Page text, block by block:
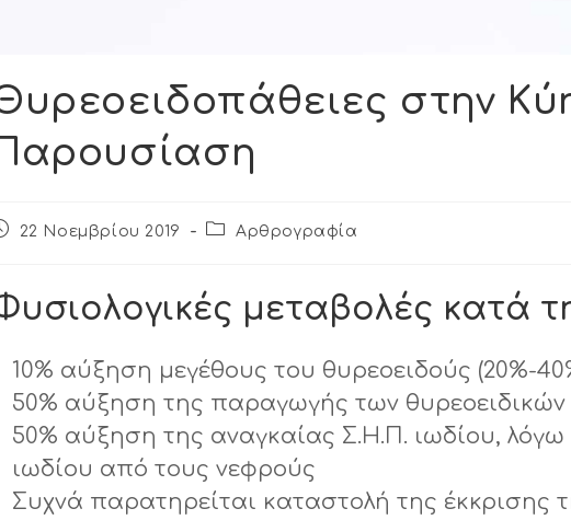
στην
22 Νοεμβρίου 2019 Αρθρογραφία
μεταβολές κατά
10% αύξηση μεγέθους του θυρεοειδούς (20%-
50% αύξηση της παραγωγής των
50% αύξηση της αναγκαίας Σ.Η.Π. ιωδίου,
ιωδίου από τους νεφρούς
Συχνά παρατηρείται καταστολή της έκκρισης